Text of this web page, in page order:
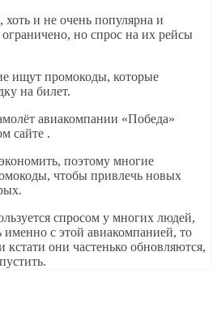
и не очень популярна и
но спрос на их рейсы
ищут промокоды, которые
на билет.
авиакомпании «Победа»
сайте .
поэтому многие
чтобы привлечь новых
спросом у многих людей,
именно с этой авиакомпанией, то
они частенько обновляются,